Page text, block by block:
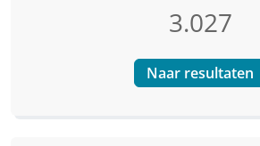
3.027
Naar resultaten